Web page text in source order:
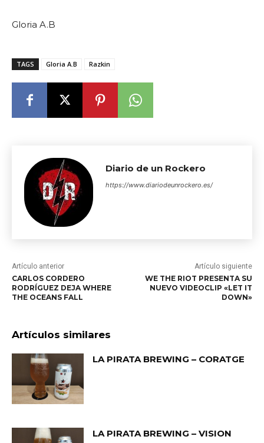
Gloria A.B
TAGS Gloria A.B Razkin
Diario de un Rockero
https://www.diariodeunrockero.es/
Artículo anterior
CARLOS CORDERO
RODRÍGUEZ DEJA WHERE
THE OCEANS FALL
Artículo siguiente
WE THE RIOT PRESENTA SU
NUEVO VIDEOCLIP «LET IT
DOWN»
Artículos similares
LA PIRATA BREWING – CORATGE
LA PIRATA BREWING – VISION